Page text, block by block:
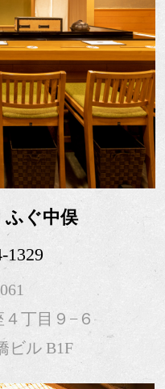
ふぐ中俣
1329
丁目９−６
ビル B1F